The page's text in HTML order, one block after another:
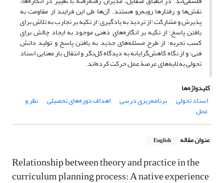
نقش‌‏ها و رفتارها روبه‌رو هستند. آن‌ها طی این فرایند از مقاومت به
پذیرش و مشارکت؛ از تردید به یادگیری؛ از تکیه بر تجارب به تلاش برای
یافتن پاسخ؛ از تکیه بر انگاره‌های ذهنی موجود به ایجاد چالش برای
کسب تجربه؛ از طرح مسئله‌های جدید به یافتن پاسخ و تولید دانش
فنی؛ و از نگاه کاهش‌گرایانه به دیدگاه کل‌نگر و انتقال بار معنایی اسناد
تحولی به لایه‏‌های عرصة عمل حرکت کرده‌اند.
کلیدواژه‌ها
اسناد تحولی
برنامه‌‏ریزی درسی اهداف دوره‌‏های تحصیلی نظر و
عمل
عنوان مقاله English
Relationship between theory and practice in the
curriculum planning process: A native experience